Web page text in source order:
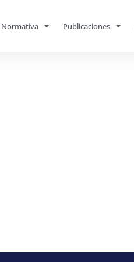
Normativa Publicaciones